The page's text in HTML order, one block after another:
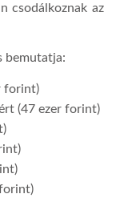
csodálkoznak az
bemutatja:
forint)
(47 ezer forint)